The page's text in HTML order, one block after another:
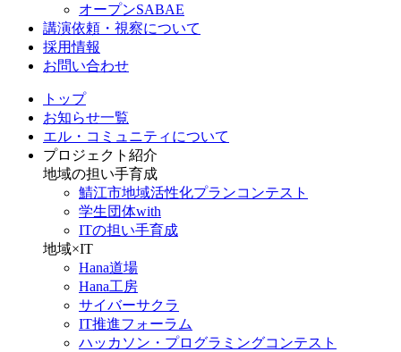
オープンSABAE
講演依頼・視察について
採用情報
お問い合わせ
トップ
お知らせ一覧
エル・コミュニティについて
プロジェクト紹介
地域の担い手育成
鯖江市地域活性化プランコンテスト
学生団体with
ITの担い手育成
地域×IT
Hana道場
Hana工房
サイバーサクラ
IT推進フォーラム
ハッカソン・プログラミングコンテスト